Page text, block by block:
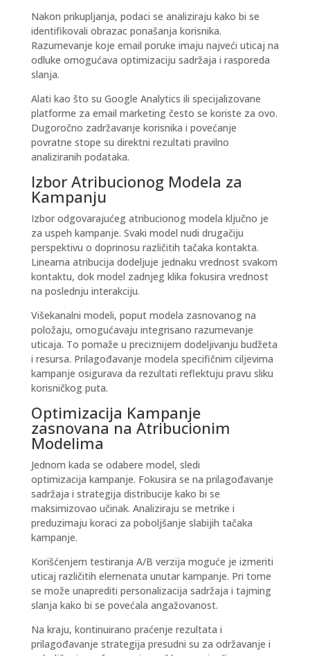
Nakon prikupljanja, podaci se analiziraju kako bi se
identifikovali obrazac ponašanja korisnika.
Razumevanje koje email poruke imaju najveći uticaj na
odluke omogućava optimizaciju sadržaja i rasporeda
slanja.
Alati kao što su Google Analytics ili specijalizovane
platforme za email marketing često se koriste za ovo.
Dugoročno zadržavanje korisnika i povećanje
povratne stope su direktni rezultati pravilno
analiziranih podataka.
Izbor Atribucionog Modela za
Kampanju
Izbor odgovarajućeg atribucionog modela ključno je
za uspeh kampanje. Svaki model nudi drugačiju
perspektivu o doprinosu različitih tačaka kontakta.
Linearna atribucija dodeljuje jednaku vrednost svakom
kontaktu, dok model zadnjeg klika fokusira vrednost
na poslednju interakciju.
Višekanalni modeli, poput modela zasnovanog na
položaju, omogućavaju integrisano razumevanje
uticaja. To pomaže u preciznijem dodeljivanju budžeta
i resursa. Prilagođavanje modela specifičnim ciljevima
kampanje osigurava da rezultati reflektuju pravu sliku
korisničkog puta.
Optimizacija Kampanje
zasnovana na Atribucionim
Modelima
Jednom kada se odabere model, sledi
optimizacija kampanje. Fokusira se na prilagođavanje
sadržaja i strategija distribucije kako bi se
maksimizovao učinak. Analiziraju se metrike i
preduzimaju koraci za poboljšanje slabijih tačaka
kampanje.
Korišćenjem testiranja A/B verzija moguće je izmeriti
uticaj različitih elemenata unutar kampanje. Pri tome
se može unaprediti personalizacija sadržaja i tajming
slanja kako bi se povećala angažovanost.
Na kraju, kontinuirano praćenje rezultata i
prilagođavanje strategija presudni su za održavanje i